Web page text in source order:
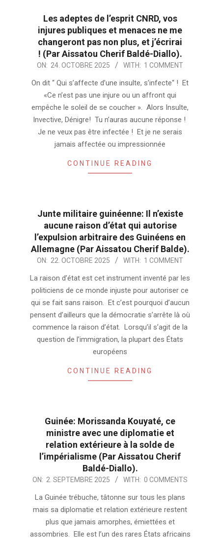
Les adeptes de l’esprit CNRD, vos
injures publiques et menaces ne me
changeront pas non plus, et j’écrirai
! (Par Aissatou Cherif Baldé-Diallo).
2025-
ON: 24. OCTOBRE 2025 WITH: 1 COMMENT
On dit “ Qui s’affecte d’une insulte, s’infecte“ ! Et
«Ce n’est pas une injure ou un affront qui
empêche le soleil de se coucher ». Alors Insulte,
Invective, Dénigre! Tu n’auras aucune réponse !
Je ne veux pas être infectée ! Et je ne serais
jamais affectée ou impressionnée
CONTINUE READING
Junte militaire guinéenne: Il n’existe
aucune raison d’état qui autorise
l’expulsion arbitraire des Guinéens en
Allemagne (Par Aissatou Cherif Balde).
2025-
ON: 22. OCTOBRE 2025 WITH: 1 COMMENT
La raison d’état est cet instrument inventé par les
politiciens de ce monde injuste pour autoriser ce
qui se fait sans raison. Et c’est pourquoi d’aucun
pensent d’ailleurs que la démocratie s’arrête là où
commence la raison d’état. Lorsqu’il s’agit de la
question de l’immigration, la plupart des États
européens
CONTINUE READING
Guinée: Morissanda Kouyaté, ce
ministre avec une diplomatie et
relation extérieure à la solde de
l’impérialisme (Par Aissatou Cherif
Baldé-Diallo).
2025-
ON: 2. SEPTEMBRE 2025 WITH: 0 COMMENTS
La Guinée trébuche, tâtonne sur tous les plans
mais sa diplomatie et relation extérieure restent
plus que jamais amorphes, émiettées et
assombries. Elle est l’un des rares États africains